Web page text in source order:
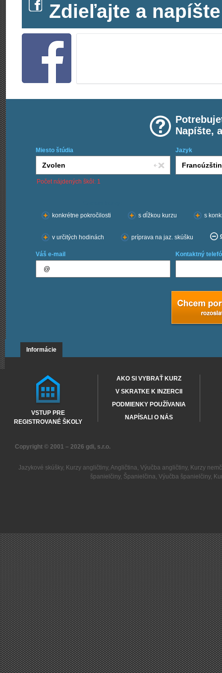
Zdieľajte a
Napíšte,
Miesto štúdia Jazyk
Počet nájdených škôl: 1
konkrétne pokročilosti
s dĺžkou kurzu s
v určitých hodinách príprava na jaz. skúšku
Váš e-mail Kontaktný
Informácie
VSTUP PRE
REGISTROVANÉ ŠKOLY
AKO SI VYBRAŤ KURZ
V SKRATKE K INZERCII
PODMIENKY POUŽÍVANIA
NAPÍSALI O NÁS
Copyright © 2001 – 2026 gdi, s.r.o.
Jazykové skúšky, Kurzy angličtiny, Angličtina, Výučba angličtiny, Kurzy
španielčiny, Španielčina, Výučba španielčiny,